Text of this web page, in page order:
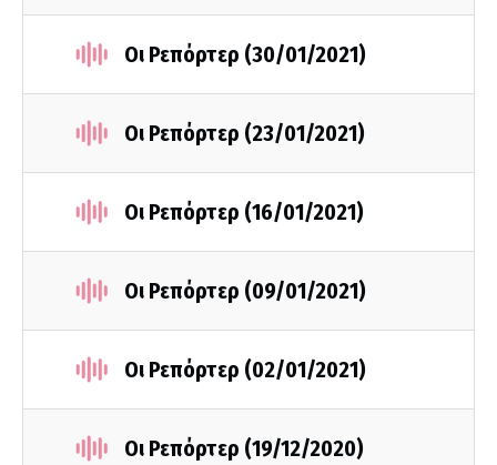
Οι Ρεπόρτερ (30/01/2021)
Οι Ρεπόρτερ (23/01/2021)
Οι Ρεπόρτερ (16/01/2021)
Οι Ρεπόρτερ (09/01/2021)
Οι Ρεπόρτερ (02/01/2021)
Οι Ρεπόρτερ (19/12/2020)